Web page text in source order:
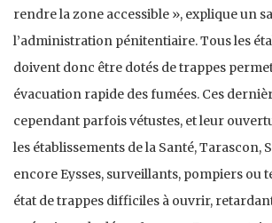
rendre la zone accessible », explique un
l’administration pénitentiaire. Tous les
doivent donc être dotés de trappes
évacuation rapide des fumées. Ces
cependant parfois vétustes, et leur
les établissements de la Santé, Tarascon,
encore Eysses, surveillants, pompiers ou
état de trappes difficiles à ouvrir,